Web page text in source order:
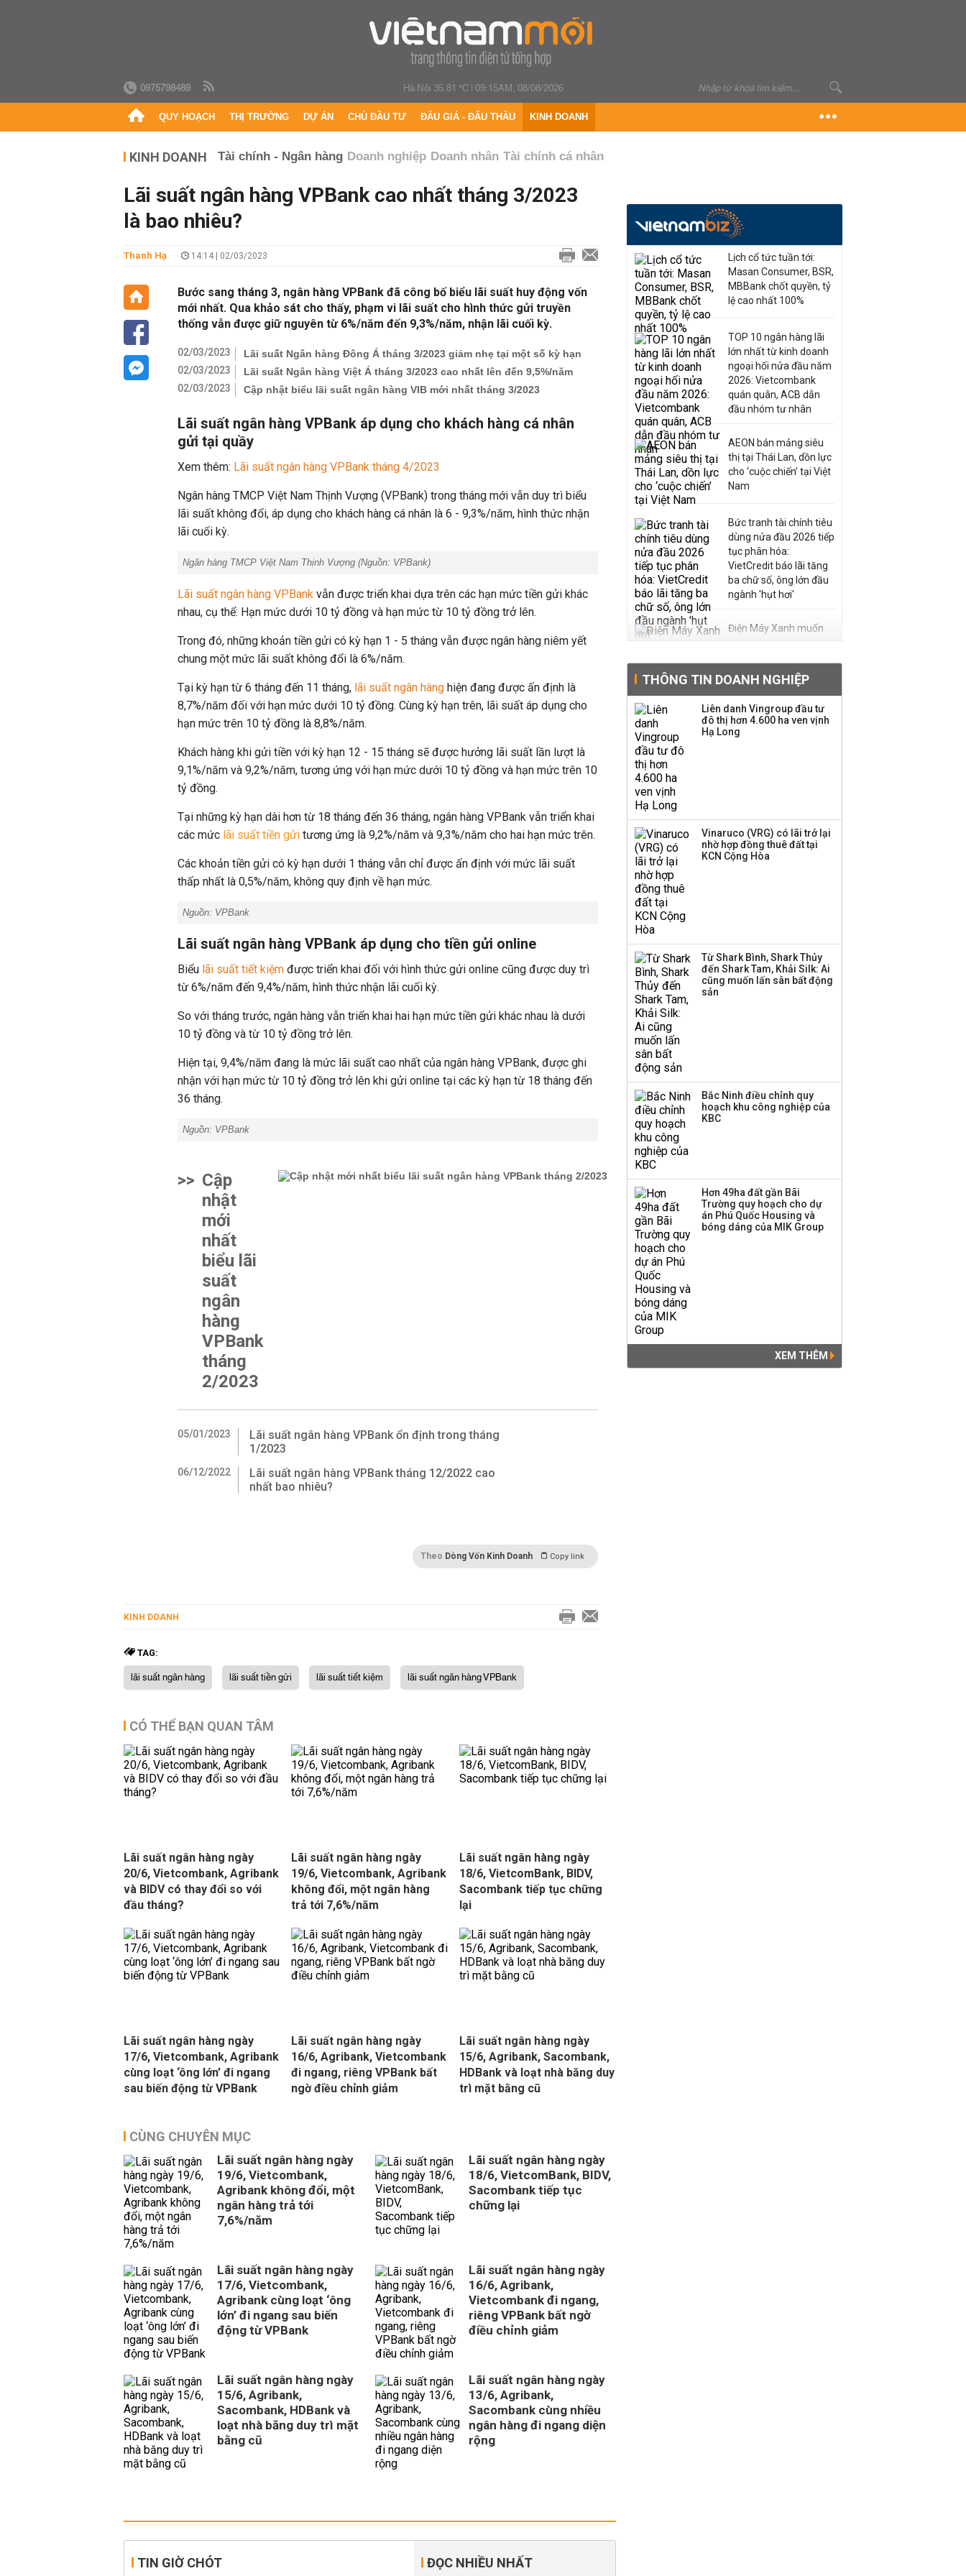
0975798489 Hà Nội 35.81 °C|09:15AM, 08/08/2026
QUY HOẠCH THỊ TRƯỜNG DỰ ÁN CHỦ ĐẦU TƯ ĐẤU GIÁ - ĐẤU THẦU KINH DOANH
KINH DOANH Tài chính - Ngân hàng Doanh nghiệp Doanh nhân Tài chính cá nhân
Lãi suất ngân hàng VPBank cao nhất tháng 3/2023
là bao nhiêu?
Thanh Hạ 14:14 | 02/03/2023
Bước sang tháng 3, ngân hàng VPBank đã công bố biểu lãi suất huy động vốn
mới nhất. Qua khảo sát cho thấy, phạm vi lãi suất cho hình thức gửi truyền
thống vẫn được giữ nguyên từ 6%/năm đến 9,3%/năm, nhận lãi cuối kỳ.
02/03/2023
Lãi suất Ngân hàng Đông Á tháng 3/2023 giảm nhẹ tại một số kỳ hạn
02/03/2023
Lãi suất Ngân hàng Việt Á tháng 3/2023 cao nhất lên đến 9,5%/năm
02/03/2023
Cập nhật biểu lãi suất ngân hàng VIB mới nhất tháng 3/2023
Lãi suất ngân hàng VPBank áp dụng cho khách hàng cá nhân
gửi tại quầy
Xem thêm: Lãi suất ngân hàng VPBank tháng 4/2023
Ngân hàng TMCP Việt Nam Thịnh Vượng (VPBank) trong tháng mới vẫn duy trì biểu
lãi suất không đổi, áp dụng cho khách hàng cá nhân là 6 - 9,3%/năm, hình thức nhận
lãi cuối kỳ.
Ngân hàng TMCP Việt Nam Thịnh Vượng (Nguồn: VPBank)
Lãi suất ngân hàng VPBank vẫn được triển khai dựa trên các hạn mức tiền gửi khác
nhau, cụ thể: Hạn mức dưới 10 tỷ đồng và hạn mức từ 10 tỷ đồng trở lên.
Trong đó, những khoản tiền gửi có kỳ hạn 1 - 5 tháng vẫn được ngân hàng niêm yết
chung một mức lãi suất không đổi là 6%/năm.
Tại kỳ hạn từ 6 tháng đến 11 tháng, lãi suất ngân hàng hiện đang được ấn định là
8,7%/năm đối với hạn mức dưới 10 tỷ đồng. Cùng kỳ hạn trên, lãi suất áp dụng cho
hạn mức trên 10 tỷ đồng là 8,8%/năm.
Khách hàng khi gửi tiền với kỳ hạn 12 - 15 tháng sẽ được hưởng lãi suất lần lượt là
9,1%/năm và 9,2%/năm, tương ứng với hạn mức dưới 10 tỷ đồng và hạn mức trên 10
tỷ đồng.
Tại những kỳ hạn dài hơn từ 18 tháng đến 36 tháng, ngân hàng VPBank vẫn triển khai
các mức lãi suất tiền gửi tương ứng là 9,2%/năm và 9,3%/năm cho hai hạn mức trên.
Các khoản tiền gửi có kỳ hạn dưới 1 tháng vẫn chỉ được ấn định với mức lãi suất
thấp nhất là 0,5%/năm, không quy định về hạn mức.
Nguồn: VPBank
Lãi suất ngân hàng VPBank áp dụng cho tiền gửi online
Biểu lãi suất tiết kiệm được triển khai đối với hình thức gửi online cũng được duy trì
từ 6%/năm đến 9,4%/năm, hình thức nhận lãi cuối kỳ.
So với tháng trước, ngân hàng vẫn triển khai hai hạn mức tiền gửi khác nhau là dưới
10 tỷ đồng và từ 10 tỷ đồng trở lên.
Hiện tại, 9,4%/năm đang là mức lãi suất cao nhất của ngân hàng VPBank, được ghi
nhận với hạn mức từ 10 tỷ đồng trở lên khi gửi online tại các kỳ hạn từ 18 tháng đến
36 tháng.
Nguồn: VPBank
>> Cập
nhật
mới
nhất
biểu lãi
suất
ngân
hàng
VPBank
tháng
2/2023
05/01/2023
Lãi suất ngân hàng VPBank ổn định trong tháng
1/2023
06/12/2022
Lãi suất ngân hàng VPBank tháng 12/2022 cao
nhất bao nhiêu?
Theo Dòng Vốn Kinh Doanh Copy link
KINH DOANH
TAG:
lãi suất ngân hàng lãi suất tiền gửi lãi suất tiết kiệm lãi suất ngân hàng VPBank
CÓ THỂ BẠN QUAN TÂM
Lãi suất ngân hàng ngày
20/6, Vietcombank, Agribank
và BIDV có thay đổi so với
đầu tháng?
Lãi suất ngân hàng ngày
19/6, Vietcombank, Agribank
không đổi, một ngân hàng
trả tới 7,6%/năm
Lãi suất ngân hàng ngày
18/6, VietcomBank, BIDV,
Sacombank tiếp tục chững
lại
Lãi suất ngân hàng ngày
17/6, Vietcombank, Agribank
cùng loạt ‘ông lớn’ đi ngang
sau biến động từ VPBank
Lãi suất ngân hàng ngày
16/6, Agribank, Vietcombank
đi ngang, riêng VPBank bất
ngờ điều chỉnh giảm
Lãi suất ngân hàng ngày
15/6, Agribank, Sacombank,
HDBank và loạt nhà băng duy
trì mặt bằng cũ
CÙNG CHUYÊN MỤC
Lãi suất ngân hàng ngày
19/6, Vietcombank,
Agribank không đổi, một
ngân hàng trả tới
7,6%/năm
Lãi suất ngân hàng ngày
18/6, VietcomBank, BIDV,
Sacombank tiếp tục
chững lại
Lãi suất ngân hàng ngày
17/6, Vietcombank,
Agribank cùng loạt ‘ông
lớn’ đi ngang sau biến
động từ VPBank
Lãi suất ngân hàng ngày
16/6, Agribank,
Vietcombank đi ngang,
riêng VPBank bất ngờ
điều chỉnh giảm
Lãi suất ngân hàng ngày
15/6, Agribank,
Sacombank, HDBank và
loạt nhà băng duy trì mặt
bằng cũ
Lãi suất ngân hàng ngày
13/6, Agribank,
Sacombank cùng nhiều
ngân hàng đi ngang diện
rộng
TIN GIỜ CHÓT ĐỌC NHIỀU NHẤT
Lịch cổ tức tuần tới:
Masan Consumer, BSR,
MBBank chốt quyền, tỷ
lệ cao nhất 100%
TOP 10 ngân hàng lãi
lớn nhất từ kinh doanh
ngoại hối nửa đầu năm
2026: Vietcombank
quán quân, ACB dẫn
đầu nhóm tư nhân
AEON bán mảng siêu
thị tại Thái Lan, dồn lực
cho ‘cuộc chiến’ tại Việt
Nam
Bức tranh tài chính tiêu
dùng nửa đầu 2026 tiếp
tục phân hóa:
VietCredit báo lãi tăng
ba chữ số, ông lớn đầu
ngành 'hụt hơi'
Điện Máy Xanh muốn
phát hành cổ phiếu với
Sau nhịp điều chỉnh
mạnh, CTCK nhìn thấy
cơ hội ở nhóm cổ phiếu
thanh lý toàn bộ cửa
hàng
Công ty 100 tỷ của
Huấn Hoa Hồng bỗng
dưng ‘biến mất’, một
THÔNG TIN DOANH NGHIỆP
Liên danh Vingroup đầu tư
đô thị hơn 4.600 ha ven vịnh
Hạ Long
Vinaruco (VRG) có lãi trở lại
nhờ hợp đồng thuê đất tại
KCN Cộng Hòa
Từ Shark Bình, Shark Thủy
đến Shark Tam, Khải Silk: Ai
cũng muốn lấn sân bất động
sản
Bắc Ninh điều chỉnh quy
hoạch khu công nghiệp của
KBC
Hơn 49ha đất gần Bãi
Trường quy hoạch cho dự
án Phú Quốc Housing và
bóng dáng của MIK Group
XEM THÊM